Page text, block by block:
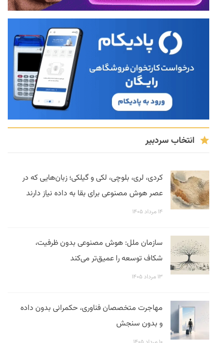
انتخاب سردبیر
کردی، لری، بلوچی، لکی و گیلکی؛ زبان‌هایی که در
عصر هوش مصنوعی برای بقا به داده نیاز دارند
۱۴ مرداد ۱۴۰۵
سازمان ملل: هوش مصنوعی بدون ظرفیت،
شکاف توسعه را عمیق‌تر می‌کند
۱۳ مرداد ۱۴۰۵
مهاجرت متخصصان فناوری، حکمرانی بدون داده
و بدون سنجش